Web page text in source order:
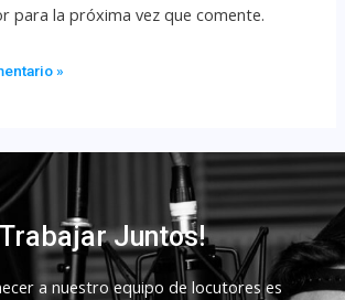
para la próxima vez que comente.
Trabajar Juntos!
a nuestro equipo de locutores es